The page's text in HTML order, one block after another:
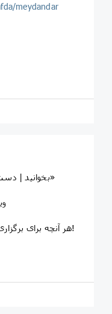
meydandar
📖 #بخوانید | دست‌نامه تشکیلاتی «بهشت خاکی»
📍 هر آنچه برای برگزاری یک راهیان نور با کیفیت نیاز دارید!